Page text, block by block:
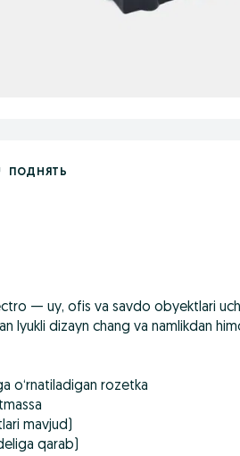
ПОДНЯТЬ
— uy, ofis va savdo obyektlari
lyukli dizayn chang va namlikdan
o‘rnatiladigan rozetka
mavjud)
qarab)